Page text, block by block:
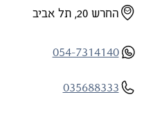
החרש 20, תל אביב
054-7314140
035688333